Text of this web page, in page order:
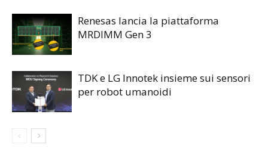
Renesas lancia la piattaforma
MRDIMM Gen 3
TDK e LG Innotek insieme sui sensori
per robot umanoidi